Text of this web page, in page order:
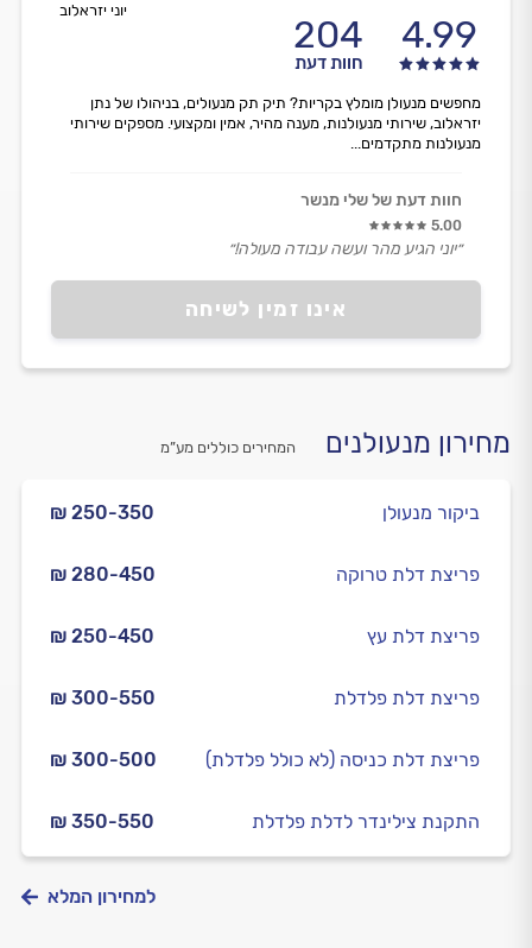
יוני יזראלוב
4.99
204
חוות דעת
אינו זמין לשיחה
מחפשים מנעולן מומלץ בקריות? תיק תק מנעולים, בניהולו של נתן
יזראלוב, שירותי מנעולנות, מענה מהיר, אמין ומקצועי. מספקים שירותי
מנעולנות מתקדמים...
חוות דעת של שלי מנשר
5.00
״יוני הגיע מהר ועשה עבודה מעולה!״
מחירון מנעולנים המחירים כוללים מע”מ
₪ 250-350 ביקור מנעולן
₪ 280-450 פריצת דלת טרוקה
₪ 250-450 פריצת דלת עץ
₪ 300-550 פריצת דלת פלדלת
₪ 300-500 פריצת דלת כניסה (לא כולל פלדלת)
₪ 350-550 התקנת צילינדר לדלת פלדלת
למחירון המלא